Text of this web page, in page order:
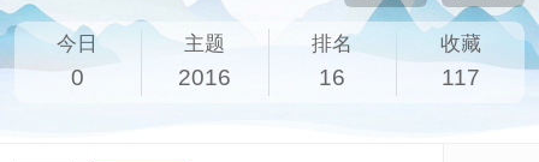
今日
0
主题
2016
排名
16
收藏
117